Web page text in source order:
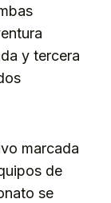
y tercera
marcada
de
se